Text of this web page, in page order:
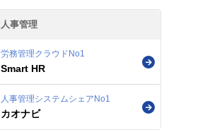
人事管理
労務管理クラウドNo1
Smart HR
人事管理システムシェアNo1
カオナビ